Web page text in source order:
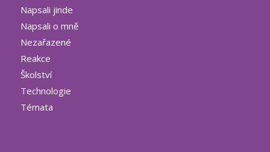
Napsali jinde
Napsali o mně
Nezařazené
Reakce
Školství
Technologie
Témata